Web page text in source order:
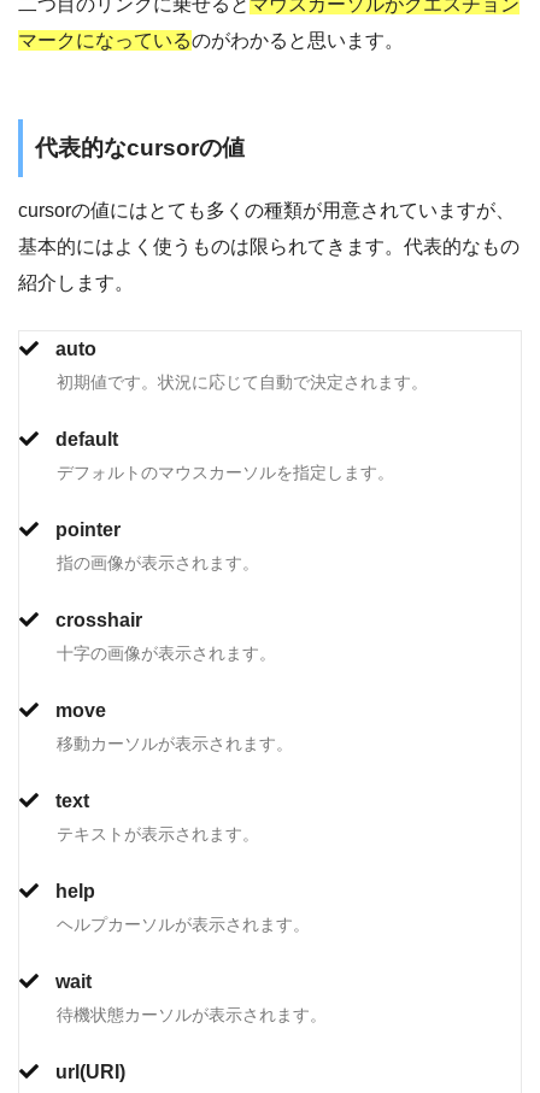
二つ目のリンクに乗せると マウスカーソルがクエスチョン
マークになっているのがわかると思います。
代表的なcursorの値
cursorの値にはとても多くの種類が用意されていますが、
基本的にはよく使うものは限られてきます。代表的なもの
紹介します。
auto
初期値です。状況に応じて自動で決定されます。
default
デフォルトのマウスカーソルを指定します。
pointer
指の画像が表示されます。
crosshair
十字の画像が表示されます。
move
移動カーソルが表示されます。
text
テキストが表示されます。
help
ヘルプカーソルが表示されます。
wait
待機状態カーソルが表示されます。
url(URI)